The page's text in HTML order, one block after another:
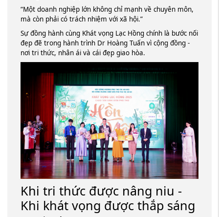
“Một doanh nghiệp lớn không chỉ mạnh về chuyên môn,
mà còn phải có trách nhiệm với xã hội.”
Sự đồng hành cùng Khát vọng Lạc Hồng chính là bước nối
đẹp đẽ trong hành trình Dr Hoàng Tuấn vì cộng đồng -
nơi tri thức, nhân ái và cái đẹp giao hòa.
Khi tri thức được nâng niu -
Khi khát vọng được thắp sáng